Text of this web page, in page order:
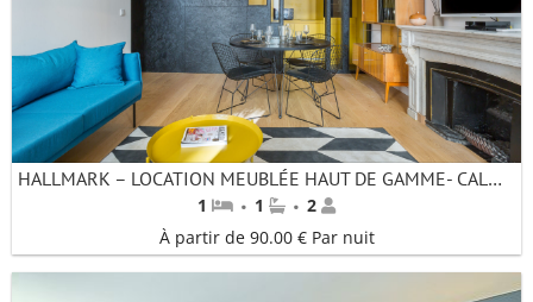
HALLMARK – LOCATION MEUBLÉE HAUT DE GAMME- CALME -IDÉAL POUR VISITER LYON À PIED
1 · 1 · 2
À partir de 90.00 € Par nuit